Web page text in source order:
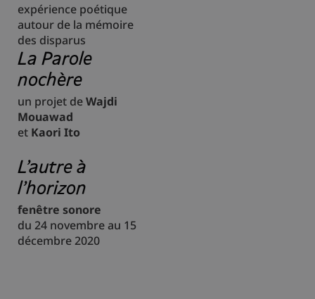
expérience poétique
autour de la mémoire
des disparus
La Parole
nochère
un projet deWajdi
Mouawad
et Kaori Ito
L'autre à
l'horizon
fenêtre sonore
du 24 novembre au 15
décembre 2020